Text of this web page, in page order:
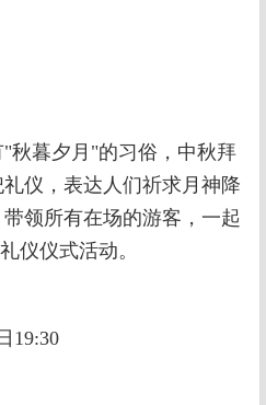
秋暮夕月"的习俗，中秋拜
仪，表达人们祈求月神降
领所有在场的游客，一起
仪仪式活动。
19:30